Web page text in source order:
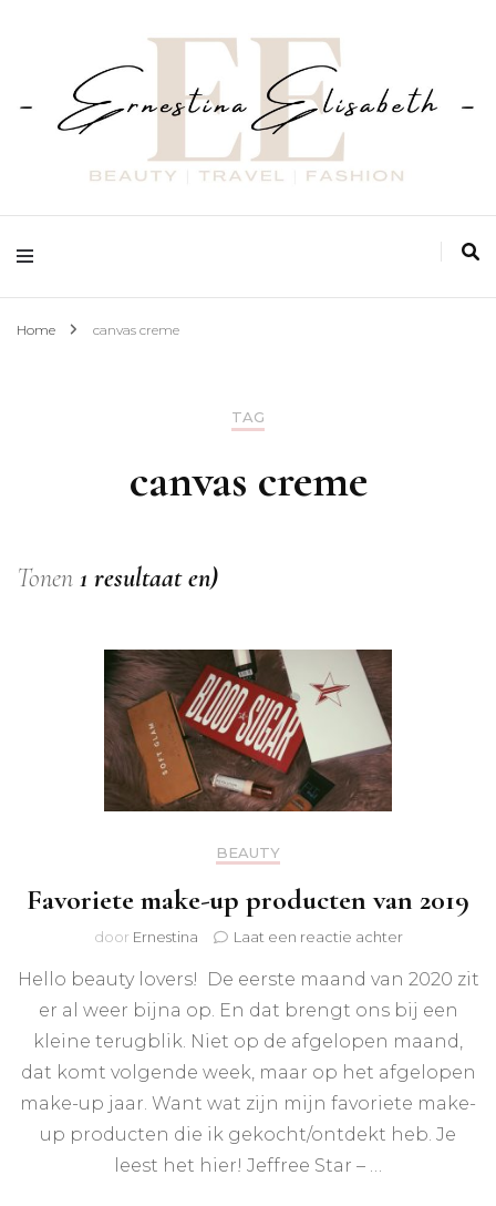
Ernestina Elisabeth
Home canvas creme
TAG
canvas creme
Tonen 1 resultaat en)
BEAUTY
Favoriete make-up producten van 2019
door Ernestina Laat een reactie achterop
make-
up
producten
van
2019
Hello beauty lovers! De eerste maand van 2020 zit
er al weer bijna op. En dat brengt ons bij een
kleine terugblik. Niet op de afgelopen maand,
dat komt volgende week, maar op het afgelopen
make-up jaar. Want wat zijn mijn favoriete make-
up producten die ik gekocht/ontdekt heb. Je
leest het hier! Jeffree Star – …